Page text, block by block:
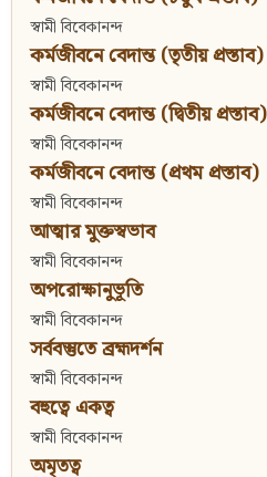
স্বামী বিবেকানন্দ
কর্মজীবনে বেদান্ত (তৃতীয় প্রস্তাব)
স্বামী বিবেকানন্দ
কর্মজীবনে বেদান্ত (দ্বিতীয় প্রস্তাব)
স্বামী বিবেকানন্দ
কর্মজীবনে বেদান্ত (প্রথম প্রস্তাব)
স্বামী বিবেকানন্দ
আত্মার মুক্তস্বভাব
স্বামী বিবেকানন্দ
অপরোক্ষানুভূতি
স্বামী বিবেকানন্দ
সর্ববস্তুতে ব্রহ্মদর্শন
স্বামী বিবেকানন্দ
বহুত্বে একত্ব
স্বামী বিবেকানন্দ
অমৃতত্ব